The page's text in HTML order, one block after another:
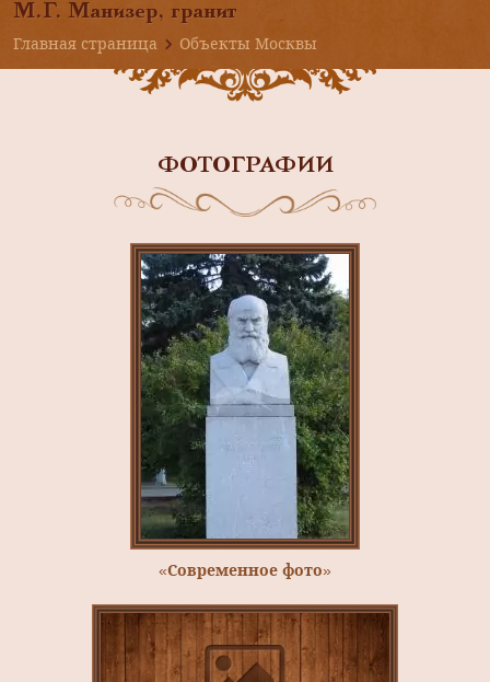
М.Г. Манизер, гранит
Главная страница
Объекты Москвы
ФОТОГРАФИИ
«Современное фото»